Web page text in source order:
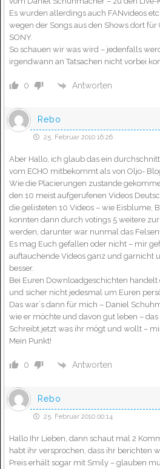
Es wurden allerdings auch FANvideos
wegen der Songs aus den Shows dort
SONY.
So schauen wir was wird – jedenfalls
irgendwann an Tatsachen nicht vorbei
0 Antworten
Rebo
25. Februar 2010 16:26
Aber Hallo, ich glaub das ein
vom ECHO mitbekommt als von Oljo-
Wie die Placierungen zustande
den 10 meist aufgerufenen Videos
die gelisteten 10 Videos – wie Eisblume,
konnten dann durch votings 5 weitere
werden, darunter war nunmal das
Es mag Euch gefallen oder nicht – mir
auftauchende Videos ganz und garnicht
besser.
Bei Euren Downloadgeschichten handelt
und sicher nicht jedesmal um Euren
Das war´s dann für mich – Daniel
wie er möchte und davon gut leben – das
Schreibt jetzt was ihr mögt und wollt –
Mein Punkt!
0 Antworten
Rebo
25. Februar 2010 00:14
Hallo Ihr Lieben, dann schaut mal 2
habt ihr versprochen, dass ihr berichten
Preis erhält sogar mit Smily – glauben